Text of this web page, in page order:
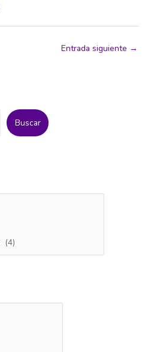
Entrada siguiente →
Buscar